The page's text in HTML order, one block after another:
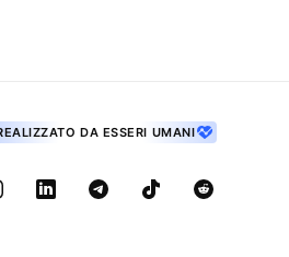
DA ESSERI UMANI